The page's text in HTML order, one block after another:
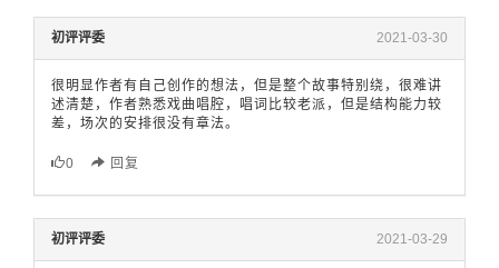
初评评委 2021-03-30
很明显作者有自己创作的想法，但是整个故事特别绕，很难讲
述清楚，作者熟悉戏曲唱腔，唱词比较老派，但是结构能力较
差，场次的安排很没有章法。
0 回复
初评评委 2021-03-29